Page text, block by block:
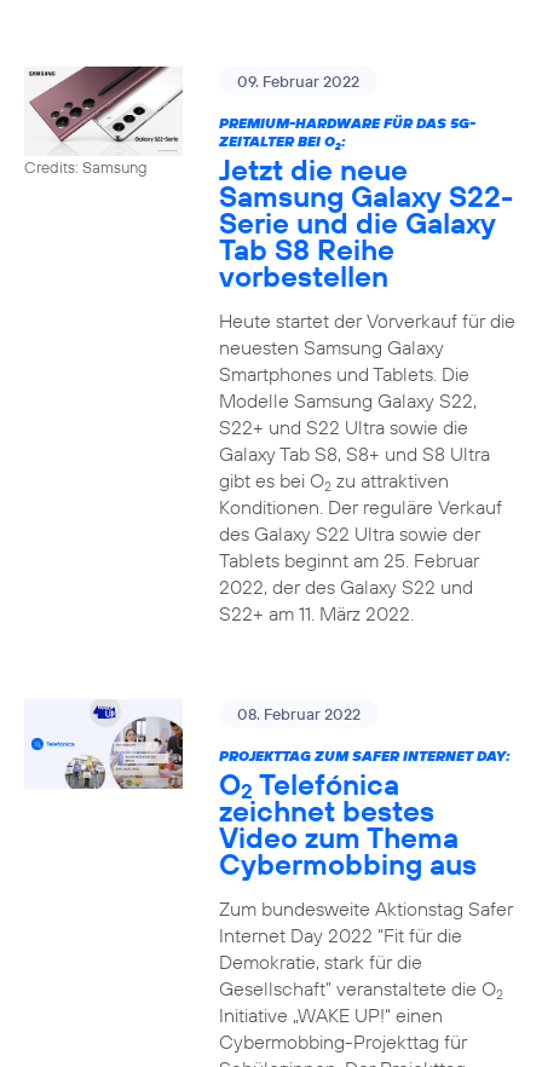
Credits: Samsung
09. Februar 2022
PREMIUM-HARDWARE FÜR DAS 5G-
ZEITALTER BEI O2:
Jetzt die neue
Samsung Galaxy S22-
Serie und die Galaxy
Tab S8 Reihe
vorbestellen
Heute startet der Vorverkauf für die
neuesten Samsung Galaxy
Smartphones und Tablets. Die
Modelle Samsung Galaxy S22,
S22+ und S22 Ultra sowie die
Galaxy Tab S8, S8+ und S8 Ultra
gibt es bei O2zu attraktiven
Konditionen. Der reguläre Verkauf
des Galaxy S22 Ultra sowie der
Tablets beginnt am 25. Februar
2022, der des Galaxy S22 und
S22+ am 11. März 2022.
08. Februar 2022
PROJEKTTAG ZUM SAFER INTERNET DAY:
O2 Telefónica
zeichnet bestes
Video zum Thema
Cybermobbing aus
Zum bundesweite Aktionstag Safer
Internet Day 2022 “Fit für die
Demokratie, stark für die
Gesellschaft” veranstaltete die O2
Initiative „WAKE UP!“ einen
Cybermobbing-Projekttag für